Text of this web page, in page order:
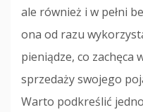
ale również i w pełni
ona od razu
pieniądze, co zachęca
sprzedaży swojego
Warto podkreślić